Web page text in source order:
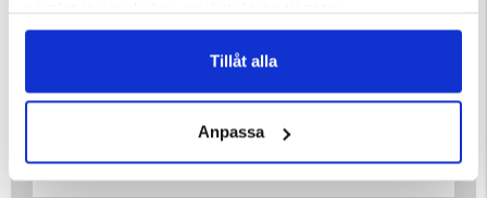
Tillåt alla
Anpassa
Läst: Normal
Vikt per känga: ca 776 g i storlek 42